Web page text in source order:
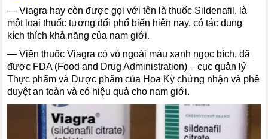
―Viagra hay còn được gọi với tên là thuốc Sildenafil, là
một loại thuốc tương đối phổ biến hiện nay, có tác dụng
kích thích khả năng của nam giới.
―Viên thuốc Viagra có vỏ ngoài màu xanh ngọc bích, đã
được FDA (Food and Drug Administration) – cục quản lý
Thực phẩm và Dược phẩm của Hoa Kỳ chứng nhận và phê
duyệt an toàn và có hiệu quả cho nam giới.